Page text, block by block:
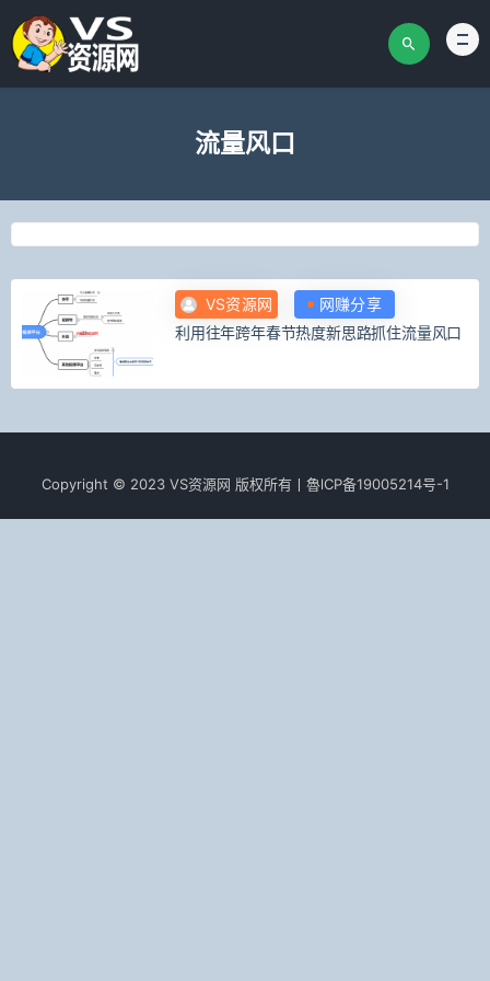
流量风口
VS资源网
网赚分享
利用往年跨年春节热度新思路抓住流量风口
Copyright © 2023 VS资源网 版权所有丨魯lCР­­­­­­备19005214号-1